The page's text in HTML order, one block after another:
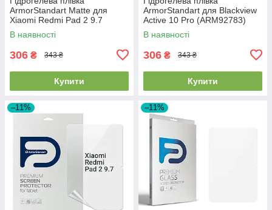
ArmorStandart Matte для
Xiaomi Redmi Pad 2 9.7
(ARM92787)
В наявності
306 ₴ 343 ₴
Купити
ArmorStandart для Blackview
Active 10 Pro (ARM92783)
В наявності
306 ₴ 343 ₴
Купити
–11% –11%